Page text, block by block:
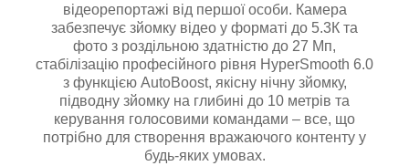
відеорепортажі від першої особи. Камера
забезпечує зйомку відео у форматі до 5.3К та
фото з роздільною здатністю до 27 Мп,
стабілізацію професійного рівня HyperSmooth 6.0
з функцією AutoBoost, якісну нічну зйомку,
підводну зйомку на глибині до 10 метрів та
керування голосовими командами – все, що
потрібно для створення вражаючого контенту у
будь-яких умовах.